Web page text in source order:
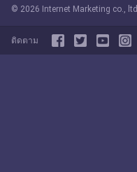
© 2026 Internet Marketing co., ltd
ติดตาม